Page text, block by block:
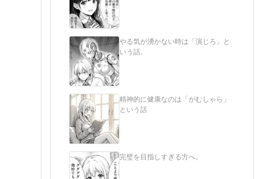
やる気が湧かない時は「演じろ」と
いう話。
精神的に健康なのは「がむしゃら」
という話
完璧を目指しすぎる方へ。